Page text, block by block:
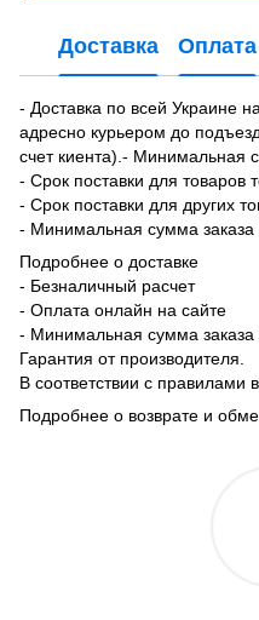
Доставка Оплата
- Доставка по всей Украине
адресно курьером до
счет киента).- Минимальная
- Срок поставки для товаров
- Срок поставки для других
- Минимальная сумма заказа
Подробнее о доставке
- Безналичный расчет
- Оплата онлайн на сайте
- Минимальная сумма заказа
Гарантия от производителя.
В соответствии с правилами
Подробнее о возврате и